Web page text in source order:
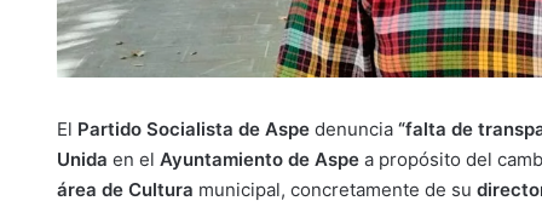
El Partido Socialista de Aspe denuncia “falta de
Unida en el Ayuntamiento de Aspe a propósito del
área de Cultura municipal, concretamente de su